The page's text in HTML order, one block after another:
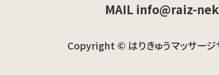
MAIL info@raiz-
Copyright © はりきゅうマッサー